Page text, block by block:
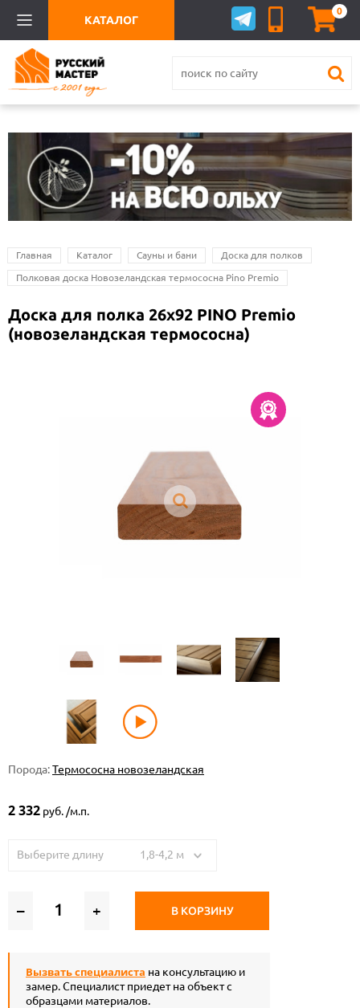
0
КАТАЛОГ
Главная Каталог Сауны и бани Доска для полков
Полковая доска Новозеландская термососна Pino Premio
Доска для полка 26х92 PINO Premio
(новозеландская термососна)
Порода:Термососна новозеландская
2 332 руб. /м.п.
Выберите длину 1,8-4,2 м
– + В КОРЗИНУ
Вызвать специалиста на консультацию и
замер. Специалист приедет на объект с
образцами материалов.